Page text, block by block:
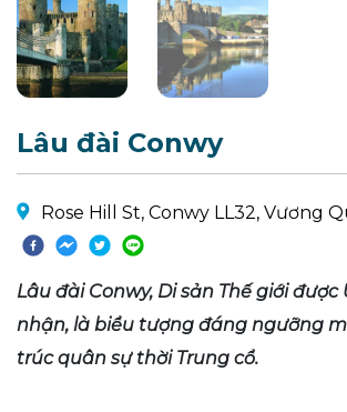
Lâu đài Conwy
Rose Hill St, Conwy LL32, Vương
Lâu đài Conwy, Di sản Thế giới được
nhận, là biểu tượng đáng ngưỡng
trúc quân sự thời Trung cổ.